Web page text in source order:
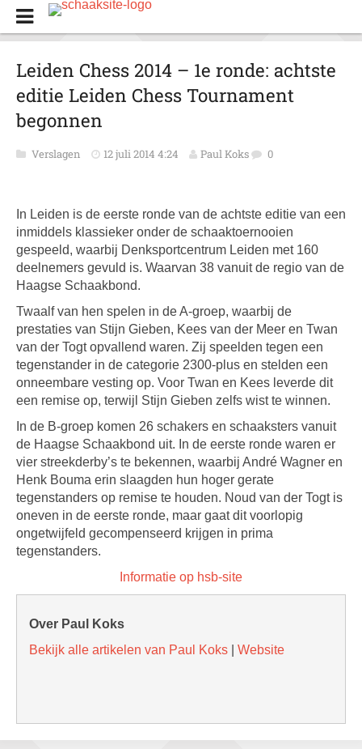
Leiden Chess 2014 – 1e ronde: achtste
editie Leiden Chess Tournament
begonnen
Verslagen 12 juli 2014 4:24 Paul Koks 0
In Leiden is de eerste ronde van de achtste editie van een
inmiddels klassieker onder de schaaktoernooien
gespeeld, waarbij Denksportcentrum Leiden met 160
deelnemers gevuld is. Waarvan 38 vanuit de regio van de
Haagse Schaakbond.
Twaalf van hen spelen in de A-groep, waarbij de
prestaties van Stijn Gieben, Kees van der Meer en Twan
van der Togt opvallend waren. Zij speelden tegen een
tegenstander in de categorie 2300-plus en stelden een
onneembare vesting op. Voor Twan en Kees leverde dit
een remise op, terwijl Stijn Gieben zelfs wist te winnen.
In de B-groep komen 26 schakers en schaaksters vanuit
de Haagse Schaakbond uit. In de eerste ronde waren er
vier streekderby’s te bekennen, waarbij André Wagner en
Henk Bouma erin slaagden hun hoger gerate
tegenstanders op remise te houden. Noud van der Togt is
oneven in de eerste ronde, maar gaat dit voorlopig
ongetwijfeld gecompenseerd krijgen in prima
tegenstanders.
Informatie op hsb-site
Over Paul Koks
Bekijk alle artikelen van Paul Koks
Website